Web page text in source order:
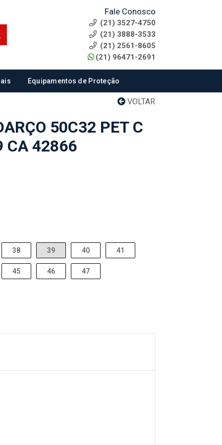
Fale Conosco
(21) 3527-4750
(21) 3888-3533
(21) 2561-8605
(21) 96471-2691
Equipamentos de Proteção
VOLTAR
50C32 PET C
CA 42866
38 39 40 41
45 46 47